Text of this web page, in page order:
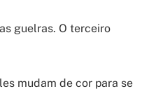
guelras. O terceiro
mudam de cor para se